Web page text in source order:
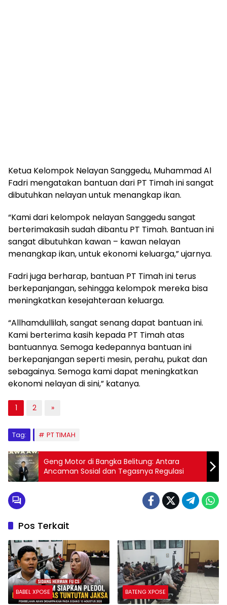
“Kami dari kelompok nelayan Sanggedu sangat
berterimakasih sudah dibantu PT Timah. Bantuan ini
menangkap ikan, untuk ekonomi keluarga,” ujarnya.
Fadri juga berharap, bantuan PT Timah ini terus
berkepanjangan, sehingga kelompok mereka bisa
“Allhamdullilah, sangat senang dapat bantuan ini.
Kami berterima kasih kepada PT Timah atas
berkepanjangan seperti mesin, perahu, pukat dan
sebagainya. Semoga kami dapat meningkatkan
ekonomi nelayan di sini,” katanya.
1 2 »
Tag:
Ancaman Sosial dan Tegasnya Regulasi
Pos Terkait
BABEL XPOSE
Kuasa Hukum Herman Fu
dan Haji Yul Siapkan Pledoi,
Nilai Tuntutan Jaksa Tak
BATENG XPOSE
Tuntutan Herman Fu Cs
Dibacakan, Iguswan
Saputra Dituntut 7 Tahun